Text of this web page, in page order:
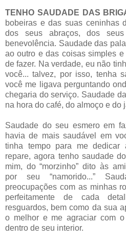
TENHO SAUDADE DAS
bobeiras e das suas ceninhas
dos seus abraços, dos
benevolência. Saudade das
ao outro e das coisas simples
de fazer. Na verdade, eu não
você... talvez, por isso, tenha
você me ligava perguntando
chegaria do serviço. Saudade
na hora do café, do almoço e do
Saudade do seu esmero em
havia de mais saudável em
tinha tempo para me dedicar
repare, agora tenho saudade
mim, do “morzinho” dito às
por seu “namorido...”
preocupações com as minhas
perfeitamente de cada
resguardos, bem como da sua
o melhor e me agraciar com
dentro de seu interior.